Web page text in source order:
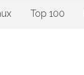
Top 100